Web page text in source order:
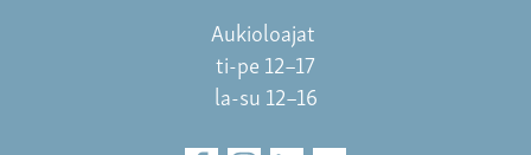
Aukioloajat
ti-pe 12–17
la-su 12–16